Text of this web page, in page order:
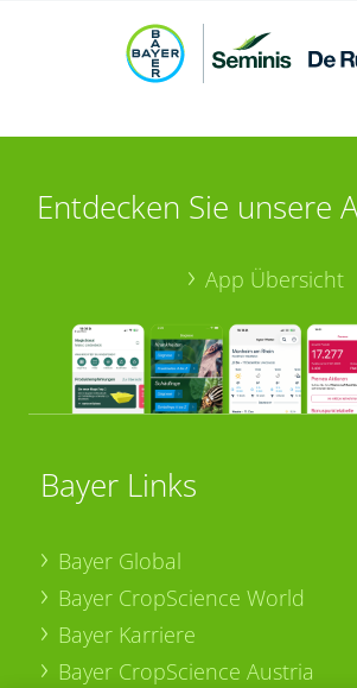
Entdecken Sie unsere
App Übersicht
Bayer Links
Bayer Global
Bayer CropScience World
Bayer Karriere
Bayer CropScience Austria